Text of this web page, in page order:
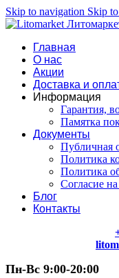
Skip to navigation Skip
Главная
О нас
Акции
Доставка и
Информация
Гарантия,
Памятка
Документы
Публичная
Политика
Политика
Согласие
Блог
Контакты
Пн-Вс 9:00-20:00